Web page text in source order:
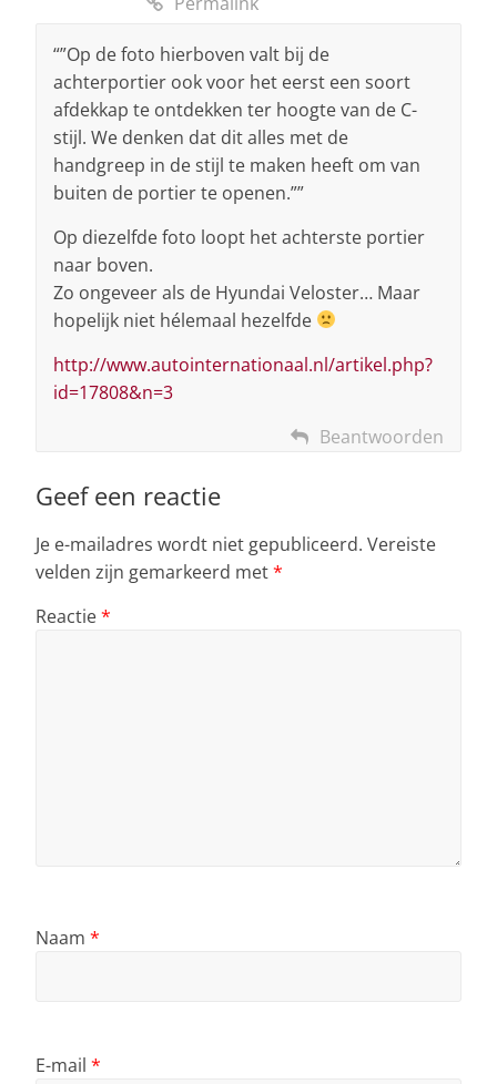
“”Op de foto hierboven valt bij de
achterportier ook voor het eerst een soort
afdekkap te ontdekken ter hoogte van de C-
stijl. We denken dat dit alles met de
handgreep in de stijl te maken heeft om van
buiten de portier te openen.””
Op diezelfde foto loopt het achterste portier
naar boven.
Zo ongeveer als de Hyundai Veloster… Maar
hopelijk niet hélemaal hezelfde
http://www.autointernationaal.nl/artikel.php?
id=17808&n=3
Beantwoorden
Geef een reactie
Je e-mailadres wordt niet gepubliceerd. Vereiste
velden zijn gemarkeerd met*
Reactie*
Naam *
E-mail *